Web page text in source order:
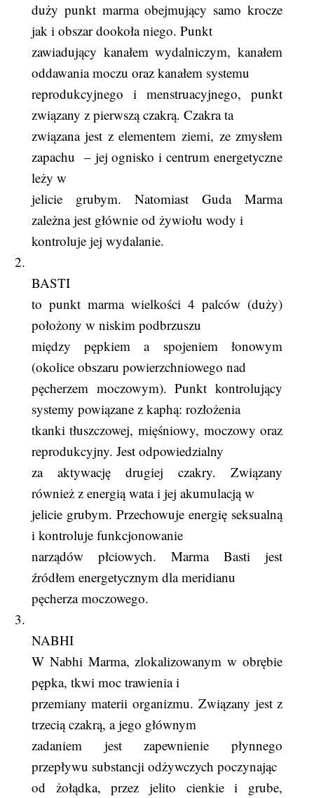
duży punkt marma obejmujący samo krocze
jak i obszar dookoła niego. Punkt
zawiadujący kanałem wydalniczym, kanałem
oddawania moczu oraz kanałem systemu
reprodukcyjnego i menstruacyjnego, punkt
związany z pierwszą czakrą. Czakra ta
związana jest z elementem ziemi, ze zmysłem
zapachu – jej ognisko i centrum energetyczne
leży w
jelicie grubym. Natomiast Guda Marma
zależna jest głównie od żywiołu wody i
kontroluje jej wydalanie.
2.
BASTI
to punkt marma wielkości 4 palców (duży)
położony w niskim podbrzuszu
między pępkiem a spojeniem łonowym
(okolice obszaru powierzchniowego nad
pęcherzem moczowym). Punkt kontrolujący
systemy powiązane z kaphą: rozłożenia
tkanki tłuszczowej, mięśniowy, moczowy oraz
reprodukcyjny. Jest odpowiedzialny
za aktywację drugiej czakry. Związany
również z energią wata i jej akumulacją w
jelicie grubym. Przechowuje energię seksualną
i kontroluje funkcjonowanie
narządów płciowych. Marma Basti jest
źródłem energetycznym dla meridianu
pęcherza moczowego.
3.
NABHI
W Nabhi Marma, zlokalizowanym w obrębie
pępka, tkwi moc trawienia i
przemiany materii organizmu. Związany jest z
trzecią czakrą, a jego głównym
zadaniem jest zapewnienie płynnego
przepływu substancji odżywczych poczynając
od żołądka, przez jelito cienkie i grube,